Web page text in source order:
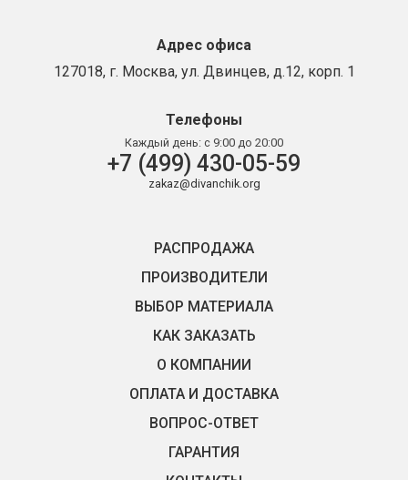
Адрес офиса
127018, г. Москва, ул. Двинцев, д.12, корп. 1
Телефоны
Каждый день: с 9:00 до 20:00
+7 (499) 430-05-59
zakaz@divanchik.org
РАСПРОДАЖА
ПРОИЗВОДИТЕЛИ
ВЫБОР МАТЕРИАЛА
КАК ЗАКАЗАТЬ
О КОМПАНИИ
ОПЛАТА И ДОСТАВКА
ВОПРОС-ОТВЕТ
ГАРАНТИЯ